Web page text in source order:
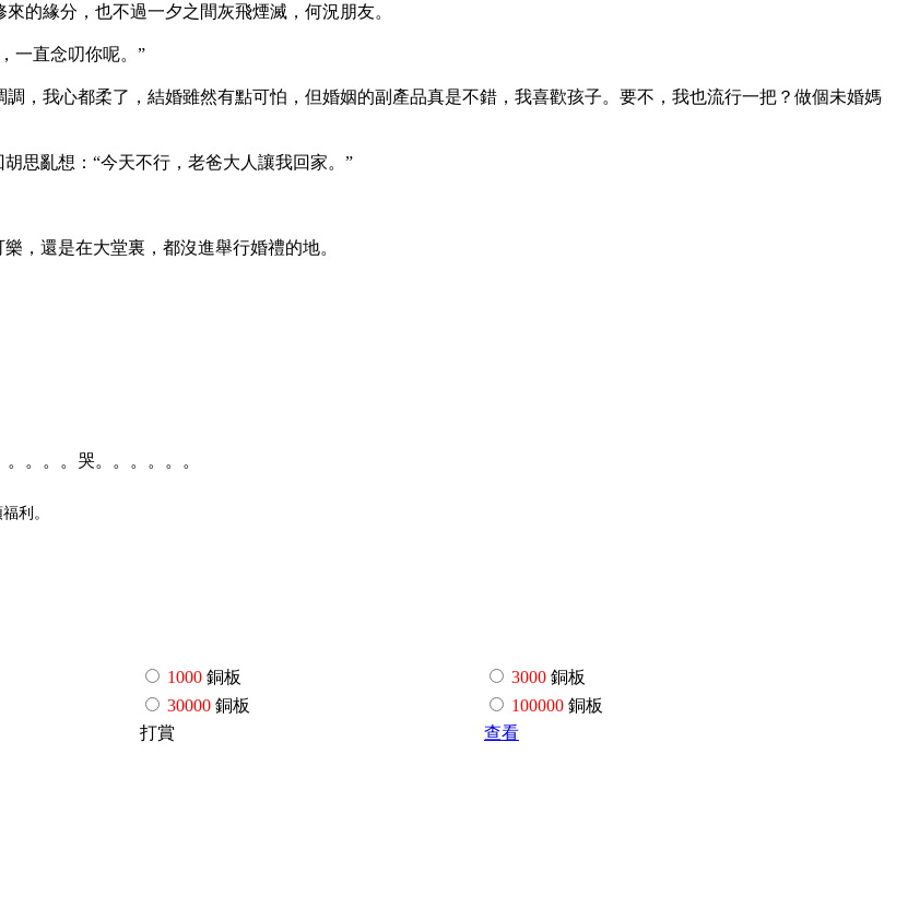
的緣分，也不過一夕之間灰飛煙滅，何況朋友。
一直念叨你呢。”
，我心都柔了，結婚雖然有點可怕，但婚姻的副產品真是不錯，我喜歡孩子。要不，我也流行一把？做個未婚媽
思亂想：“今天不行，老爸大人讓我回家。”
，還是在大堂裏，都沒進舉行婚禮的地。
。。。哭。。。。。。
利。
1000 銅板 3000 銅板
30000 銅板 100000 銅板
打賞
查看